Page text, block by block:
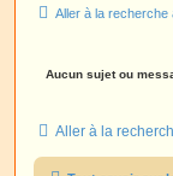
Aller à la recherche
Aucun sujet ou
Aller à la